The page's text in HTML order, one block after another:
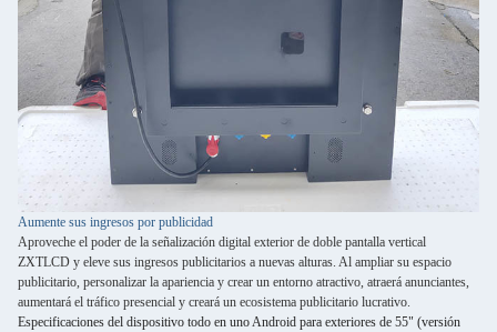
Aumente sus ingresos por publicidad
Aproveche el poder de la señalización digital exterior de doble pantalla vertical
ZXTLCD y eleve sus ingresos publicitarios a nuevas alturas. Al ampliar su espacio
publicitario, personalizar la apariencia y crear un entorno atractivo, atraerá anunciantes,
aumentará el tráfico presencial y creará un ecosistema publicitario lucrativo.
Especificaciones del dispositivo todo en uno Android para exteriores de 55" (versión